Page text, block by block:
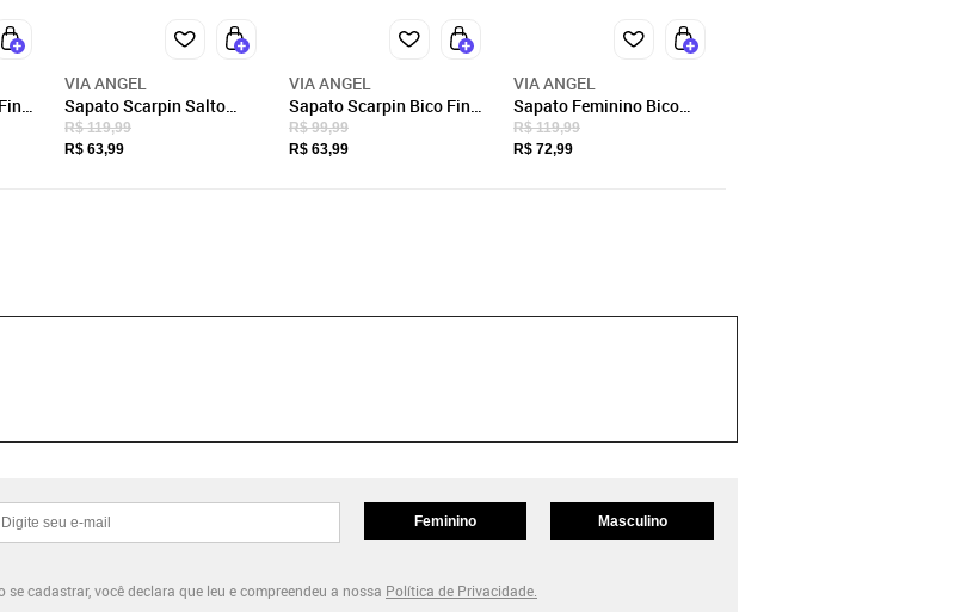
VIA ANGEL
Sapato Scarpin Salto
Grosso Bico Fino Verniz
Preto Confortavel Via
R$ 119,99
R$ 63,99
VIA ANGEL
Sapato Scarpin Bico Fino
Salto Bloco Baixo Via
Angel Preto Verniz
R$ 99,99
R$ 63,99
VIA ANGEL
Sapato Feminino Bico
Fino Social Scarpin Salto
Médio Grosso Confortável
R$ 119,99
R$ 72,99
Feminino Masculino
se cadastrar, você declara que leu e compreendeu a nossa Política de Privacidade.